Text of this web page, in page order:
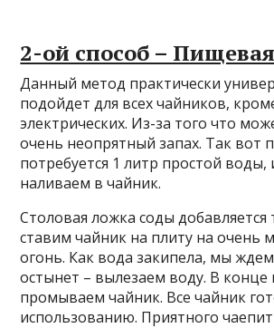
2-ой способ –
Данный метод практически
подойдет для всех чайников,
электрических. Из-за того что
очень неопрятный запах. Так вот
потребуется 1 литр простой воды,
наливаем в чайник.
Столовая ложка соды добавляется
ставим чайник на плиту на очень
огонь. Как вода закипела, мы
остынет – вылезаем воду. В
промываем чайник. Все чайник
использованию. Приятного